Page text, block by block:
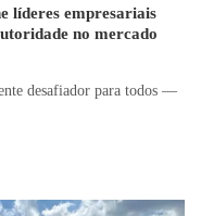
líderes empresariais
no mercado
desafiador para todos —